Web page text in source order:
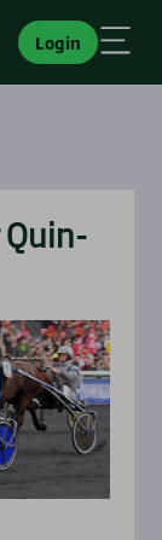
Login
Quin­